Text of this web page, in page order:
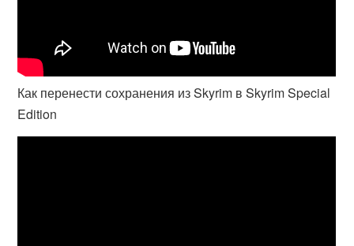
Как перенести сохранения из Skyrim в Skyrim Special
Edition